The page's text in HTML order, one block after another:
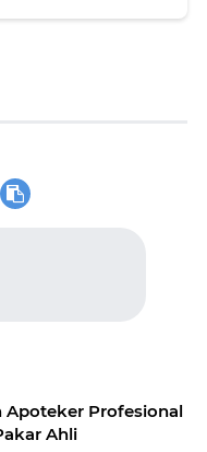
Apoteker Profesional
Ahli